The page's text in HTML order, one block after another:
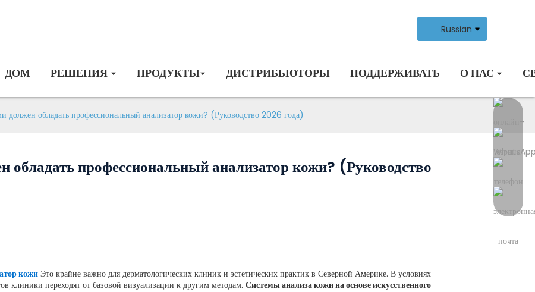
Russian
ДОМ РЕШЕНИЯ ПРОДУКТЫ ДИСТРИБЬЮТОРЫ ПОДДЕРЖИВАТЬ О НАС
должен обладать профессиональный анализатор кожи? (Руководство 2026 года)
профессиональный анализатор кожи? (Руководство
кожиЭто крайне важно для дерматологических клиник и эстетических практик в Северной Америке. В условиях
клиники переходят от базовой визуализации к другим методам. Системы анализа кожи на основе искусственного